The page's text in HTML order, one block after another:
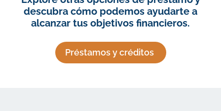
descubra cómo podemos ayudarte a
alcanzar tus objetivos financieros.
Préstamos y créditos